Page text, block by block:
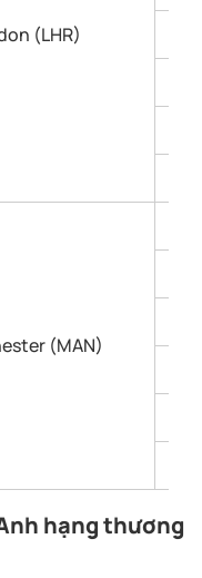
(LHR)
(MAN)
hạng thương